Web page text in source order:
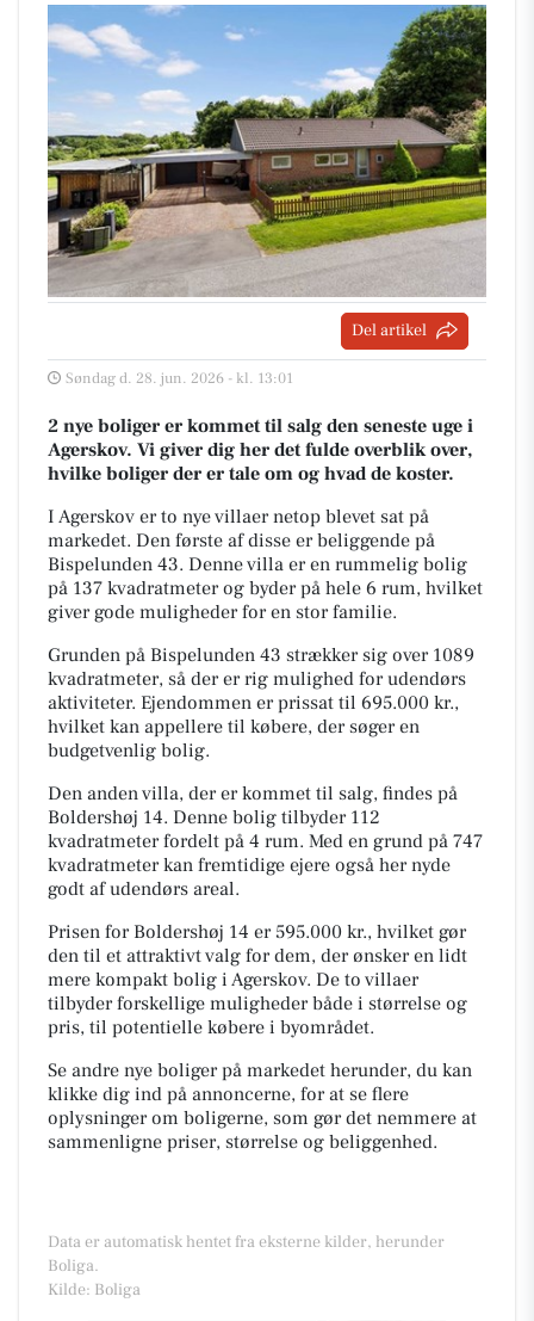
Del artikel
Søndag d. 28. jun. 2026 - kl. 13:01
2 nye boliger er kommet til salg den seneste uge i
Agerskov. Vi giver dig her det fulde overblik over,
hvilke boliger der er tale om og hvad de koster.
I Agerskov er to nye villaer netop blevet sat på
markedet. Den første af disse er beliggende på
Bispelunden 43. Denne villa er en rummelig bolig
på 137 kvadratmeter og byder på hele 6 rum, hvilket
giver gode muligheder for en stor familie.
Grunden på Bispelunden 43 strækker sig over 1089
kvadratmeter, så der er rig mulighed for udendørs
aktiviteter. Ejendommen er prissat til 695.000 kr.,
hvilket kan appellere til købere, der søger en
budgetvenlig bolig.
Den anden villa, der er kommet til salg, findes på
Boldershøj 14. Denne bolig tilbyder 112
kvadratmeter fordelt på 4 rum. Med en grund på 747
kvadratmeter kan fremtidige ejere også her nyde
godt af udendørs areal.
Prisen for Boldershøj 14 er 595.000 kr., hvilket gør
den til et attraktivt valg for dem, der ønsker en lidt
mere kompakt bolig i Agerskov. De to villaer
tilbyder forskellige muligheder både i størrelse og
pris, til potentielle købere i byområdet.
Se andre nye boliger på markedet herunder, du kan
klikke dig ind på annoncerne, for at se flere
oplysninger om boligerne, som gør det nemmere at
sammenligne priser, størrelse og beliggenhed.
Data er automatisk hentet fra eksterne kilder, herunder
Boliga.
Kilde: Boliga